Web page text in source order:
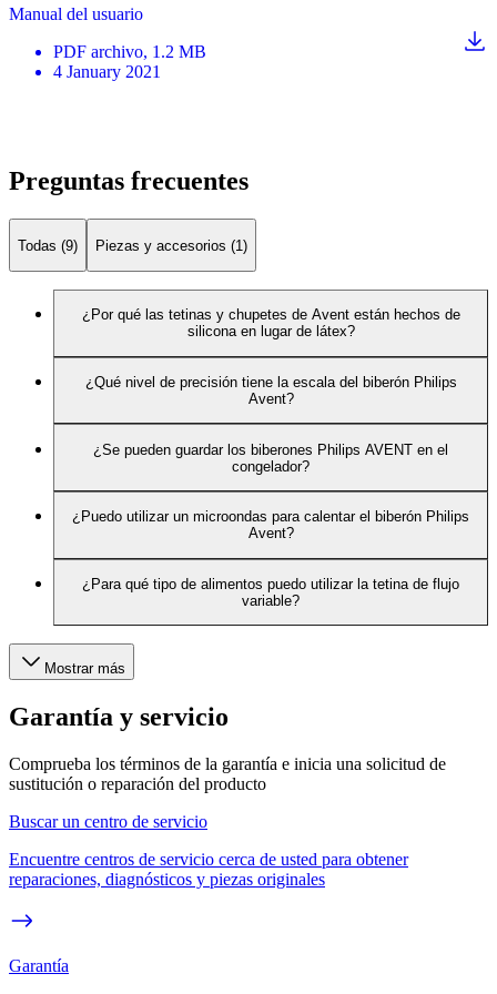
Manual del usuario
PDF archivo, 1.2 MB
4 January 2021
Preguntas frecuentes
Todas (9) Piezas y accesorios (1)
¿Por qué las tetinas y chupetes de Avent están hechos de
silicona en lugar de látex?
¿Qué nivel de precisión tiene la escala del biberón Philips
Avent?
¿Se pueden guardar los biberones Philips AVENT en el
congelador?
¿Puedo utilizar un microondas para calentar el biberón Philips
Avent?
¿Para qué tipo de alimentos puedo utilizar la tetina de flujo
variable?
Mostrar más
Garantía y servicio
Comprueba los términos de la garantía e inicia una solicitud de
sustitución o reparación del producto
Buscar un centro de servicio
Encuentre centros de servicio cerca de usted para obtener
reparaciones, diagnósticos y piezas originales
Garantía